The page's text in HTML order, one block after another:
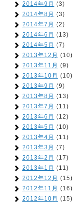
2014年9月 (3)
2014年8月 (3)
2014年7月 (2)
2014年6月 (13)
2014年5月 (7)
2013年12月 (10)
2013年11月 (9)
2013年10月 (10)
2013年9月 (9)
2013年8月 (13)
2013年7月 (11)
2013年6月 (12)
2013年5月 (10)
2013年4月 (11)
2013年3月 (7)
2013年2月 (17)
2013年1月 (11)
2012年12月 (15)
2012年11月 (16)
2012年10月 (15)